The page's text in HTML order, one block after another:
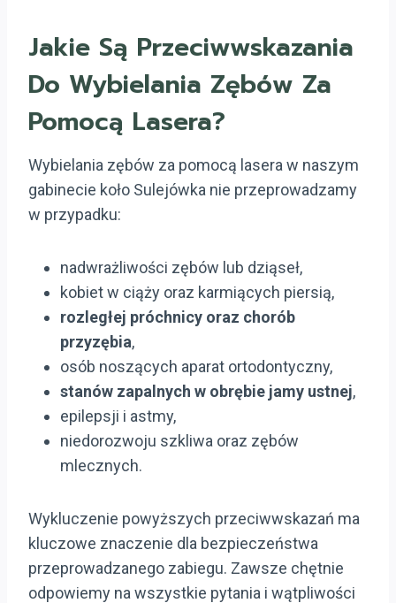
Jakie Są Przeciwwskazania
Do Wybielania Zębów Za
Pomocą Lasera?
Wybielania zębów za pomocą lasera w naszym
gabinecie koło Sulejówka nie przeprowadzamy
w przypadku:
nadwrażliwości zębów lub dziąseł,
kobiet w ciąży oraz karmiących piersią,
rozległej próchnicy oraz chorób
przyzębia,
osób noszących aparat ortodontyczny,
stanów zapalnych w obrębie jamy ustnej,
epilepsji i astmy,
niedorozwoju szkliwa oraz zębów
mlecznych.
Wykluczenie powyższych przeciwwskazań ma
kluczowe znaczenie dla bezpieczeństwa
przeprowadzanego zabiegu. Zawsze chętnie
odpowiemy na wszystkie pytania i wątpliwości